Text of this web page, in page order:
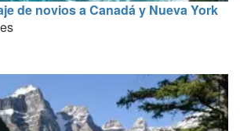
de novios a Canadá y Nueva York